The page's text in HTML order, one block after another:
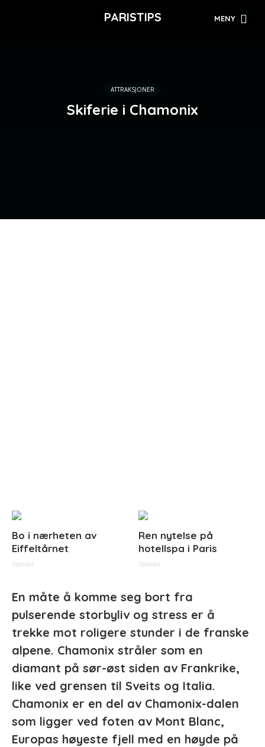
PARISTIPS MENY
ATTRAKSJONER
Skiferie i Chamonix
Bo i nærheten av
Eiffeltårnet
Sponset
Ren nytelse på
hotellspa i Paris
Sponset
En måte å komme seg bort fra
pulserende storbyliv og stress er å
trekke mot roligere stunder i de franske
alpene. Chamonix stråler som en
diamant på sør-øst siden av Frankrike,
like ved grensen til Sveits og Italia.
Chamonix er en del av Chamonix-dalen
som ligger ved foten av Mont Blanc,
Europas høyeste fjell med en høyde på